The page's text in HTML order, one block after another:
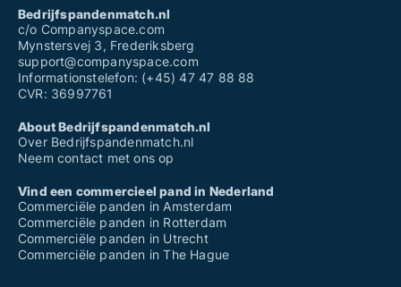
Bedrijfspandenmatch.nl
c/o Companyspace.com
Mynstersvej 3, Frederiksberg
support@companyspace.com
Informationstelefon: (+45) 47 47 88 88
CVR: 36997761
About Bedrijfspandenmatch.nl
Over Bedrijfspandenmatch.nl
Neem contact met ons op
Vind een commercieel pand in Nederland
Commerciële panden in Amsterdam
Commerciële panden in Rotterdam
Commerciële panden in Utrecht
Commerciële panden in The Hague